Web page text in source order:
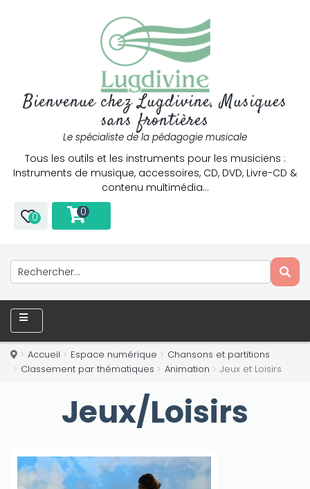
Bienvenue chez Lugdivine, Musiques
sans frontières
Le spécialiste de la pédagogie musicale
Tous les outils et les instruments pour les musiciens :
Instruments de musique, accessoires, CD, DVD, Livre-CD &
contenu multimédia…
0 0
Accueil Espace numérique
Chansons et partitions
Classement par thématiques
Animation Jeux et Loisirs
Jeux/Loisirs